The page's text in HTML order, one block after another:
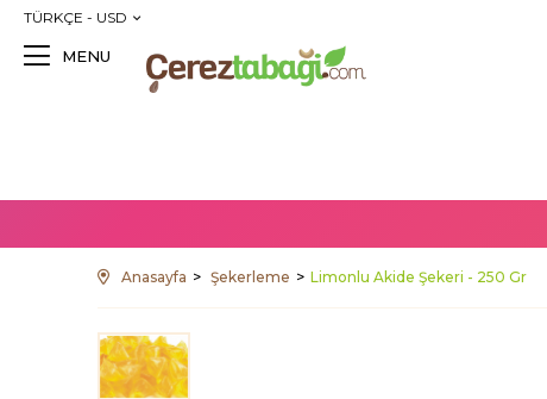
MENU
TÜRKÇE - USD
Anasayfa Şekerleme Limonlu Akide Şekeri - 250 Gr